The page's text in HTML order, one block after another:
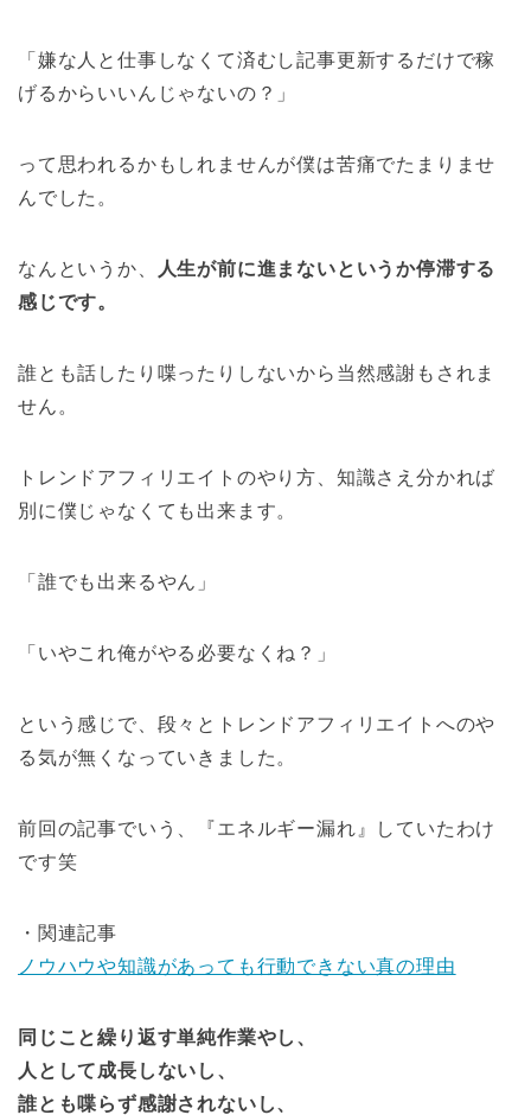
「嫌な人と仕事しなくて済むし記事更新するだけで稼
げるからいいんじゃないの？」
って思われるかもしれませんが僕は苦痛でたまりませ
んでした。
なんというか、
人生が前に進まないというか停滞する
感じです。
誰とも話したり喋ったりしないから当然感謝もされま
せん。
トレンドアフィリエイトのやり方、知識さえ分かれば
別に僕じゃなくても出来ます。
「誰でも出来るやん」
「いやこれ俺がやる必要なくね？」
という感じで、段々とトレンドアフィリエイトへのや
る気が無くなっていきました。
前回の記事でいう、『エネルギー漏れ』していたわけ
です笑
・関連記事
ノウハウや知識があっても行動できない真の理由
同じこと繰り返す単純作業やし、
人として成長しないし、
誰とも喋らず感謝されないし、